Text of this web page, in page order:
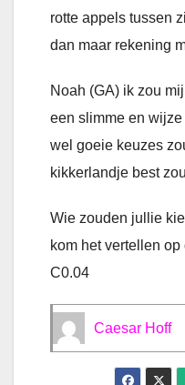
rotte appels tussen
dan maar rekening
Noah (GA) ik zou
een slimme en
wel goeie keuzes
kikkerlandje best
Wie zouden jullie
kom het vertellen op
C0.04
Caesar Hoff